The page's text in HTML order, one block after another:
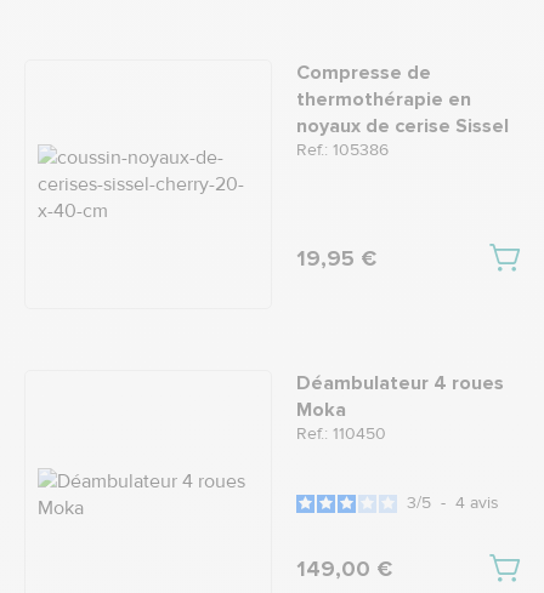
Compresse de
thermothérapie en
noyaux de cerise Sissel
Ref.: 105386
19,95 €
Déambulateur 4 roues
Moka
Ref.: 110450
3/5 - 4 avis
149,00 €